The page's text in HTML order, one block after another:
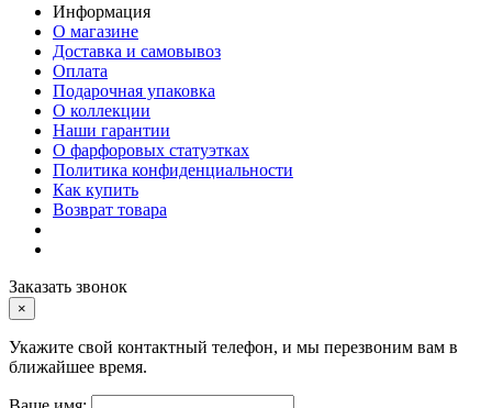
Информация
О магазине
Доставка и самовывоз
Оплата
Подарочная упаковка
О коллекции
Наши гарантии
О фарфоровых статуэтках
Политика конфиденциальности
Как купить
Возврат товара
Заказать звонок
×
Укажите свой контактный телефон, и мы перезвоним вам в
ближайшее время.